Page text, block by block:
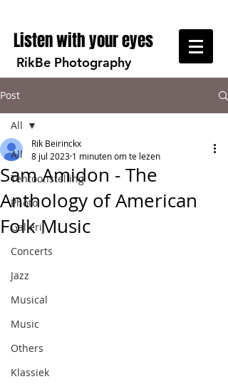
Listen with your eyes
RikBe Photography
Post
All
Tentoonstelling
Photo
Gallerij
Concerts
Jazz
Musical
Music
Others
Klassiek
All
Sam Amidon - The
Anthology of American
Folk Music
Rik Beirinckx
8 jul 2023 1 minuten om te lezen